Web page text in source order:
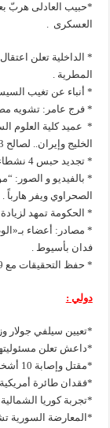
*حبيب العادلى هربّ
العسكرى .
* الداخلية تعلن
المطرية .
* أنباء عن تغيب
* فرج عامر: تشويه
* عميد كلية العلوم
الخليج وإيران.. لصالح 3 جهات! .
* تجديد حبس 4 نشطاء بتهمة الإساءة للسيسي على الإنترنت .
* بالفيديو و الصور:
الصحراوي ويفر هارباً .
* الحكومة تمهد
فدان بأسيوط .
* حفظ التحقيقات مع 9 قضاة لانتقادهم تخفيض حصص «الكارت الذهبي» .
دولي :
*تعيين سيلفي جولار
*داعش تعلن
*مقتل وإصابة 10 أشخاص فى هجوم انتحارى بنيجيريا .
*فقدان طائرة أمريكية صغيرة بها 4
*تجربة كوريا
*المعارضة السورية